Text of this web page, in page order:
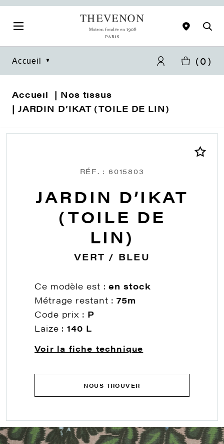
Accueil (0)
Accueil
Nos tissus
JARDIN D’IKAT (TOILE DE LIN)
RÉF. : 6015803
JARDIN D’IKAT
(TOILE DE
LIN)
VERT / BLEU
Ce modèle est :en stock
Métrage restant :75m
Code prix : P
Laize :140 L
Voir la fiche technique
NOUS TROUVER